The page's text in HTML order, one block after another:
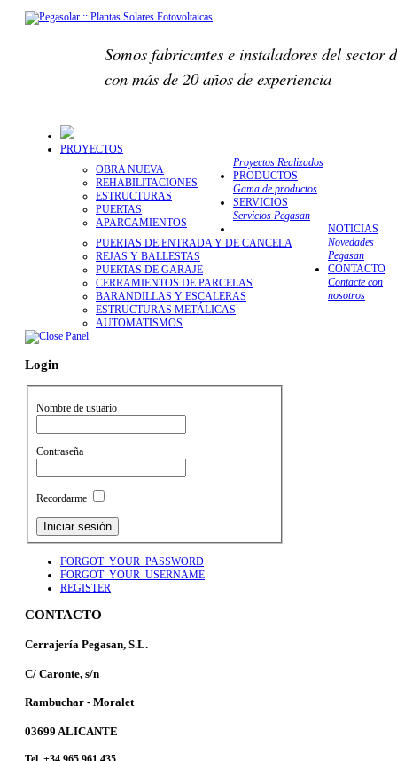
Somos fabricantes e instaladores del sector
con más de 20 años de experiencia
PROYECTOS
Proyectos Realizados
OBRA NUEVA
REHABILITACIONES
ESTRUCTURAS
PUERTAS
APARCAMIENTOS
PRODUCTOS
Gama de productos
PUERTAS DE ENTRADA Y DE CANCELA
REJAS Y BALLESTAS
PUERTAS DE GARAJE
CERRAMIENTOS DE PARCELAS
BARANDILLAS Y ESCALERAS
ESTRUCTURAS METÁLICAS
AUTOMATISMOS
SERVICIOS
Servicios Pegasan
NOTICIAS
Novedades
Pegasan
CONTACTO
Contacte con
nosotros
Login
Nombre de usuario
Contraseña
Recordarme
FORGOT_YOUR_PASSWORD
FORGOT_YOUR_USERNAME
REGISTER
CONTACTO
Cerrajería Pegasan, S.L.
C/ Caronte, s/n
Rambuchar - Moralet
03699 ALICANTE